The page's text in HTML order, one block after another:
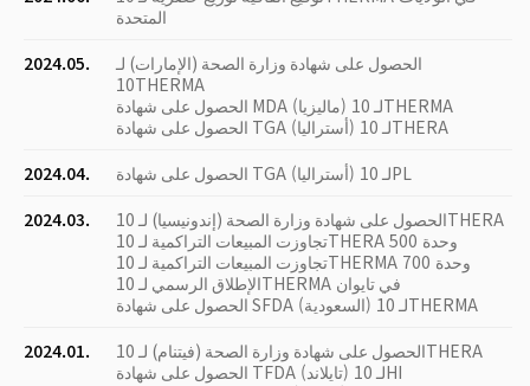
المتحدة
2024.05.
الحصول على شهادة وزارة الصحة (الإمارات) لـ
10THERMA
الحصول على شهادة MDA (ماليزيا) لـ 10THERMA
الحصول على شهادة TGA (أستراليا) لـ 10THERA
2024.04.
الحصول على شهادة TGA (أستراليا) لـ 10PL
2024.03.
الحصول على شهادة وزارة الصحة (إندونيسيا) لـ 10THERA
تجاوزت المبيعات التراكمية لـ 10THERA 500 وحدة
تجاوزت المبيعات التراكمية لـ 10THERMA 700 وحدة
الإطلاق الرسمي لـ 10THERMA في تايوان
الحصول على شهادة SFDA (السعودية) لـ 10THERMA
2024.01.
الحصول على شهادة وزارة الصحة (فيتنام) لـ 10THERA
الحصول على شهادة TFDA (تايلاند) لـ 10HI